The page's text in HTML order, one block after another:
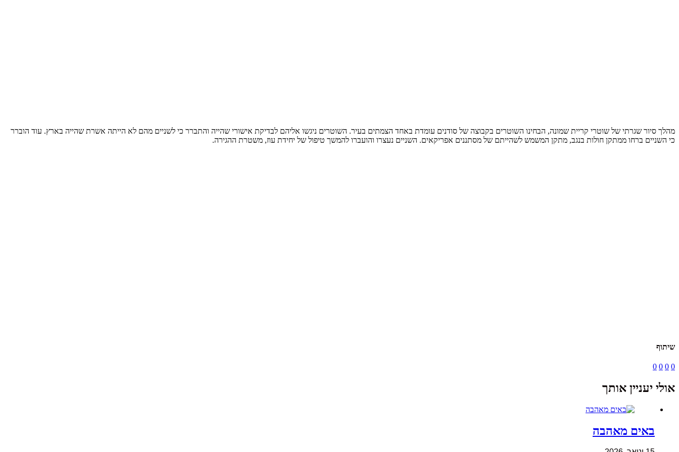
מהלך סיור שגרתי של שוטרי קריית שמונה, הבחינו השוטרים בקבוצה של סודנים עומדת באחד הצמתים בעיר. השוטרים ניגשו אליהם לבדיקת אישורי שהייה והתברר כי לשניים מהם לא הייתה אשרת שהייה בארץ. עוד הוברר
כי השניים ברחו ממתקן חולות בנגב, מתקן המשמש לשהייתם של מסתננים אפריקאים. השניים נעצרו והועברו להמשך טיפול של יחידת עוז, משטרת ההגירה.
שיתוף
0
0
0
0
אולי יעניין אותך
באים מאהבה